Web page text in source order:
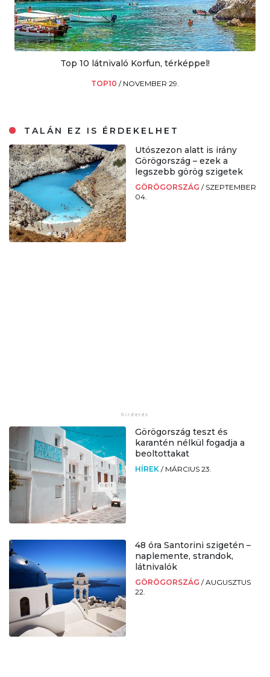
Top 10 látnivaló Korfun, térképpel!
TOP10 / NOVEMBER 29.
TALÁN EZ IS ÉRDEKELHET
Utószezon alatt is irány
Görögország – ezek a
legszebb görög szigetek
GÖRÖGORSZÁG / SZEPTEMBER
04.
Görögország teszt és
karantén nélkül fogadja a
beoltottakat
HÍREK / MÁRCIUS 23.
48 óra Santorini szigetén –
naplemente, strandok,
látnivalók
GÖRÖGORSZÁG /AUGUSZTUS
22.